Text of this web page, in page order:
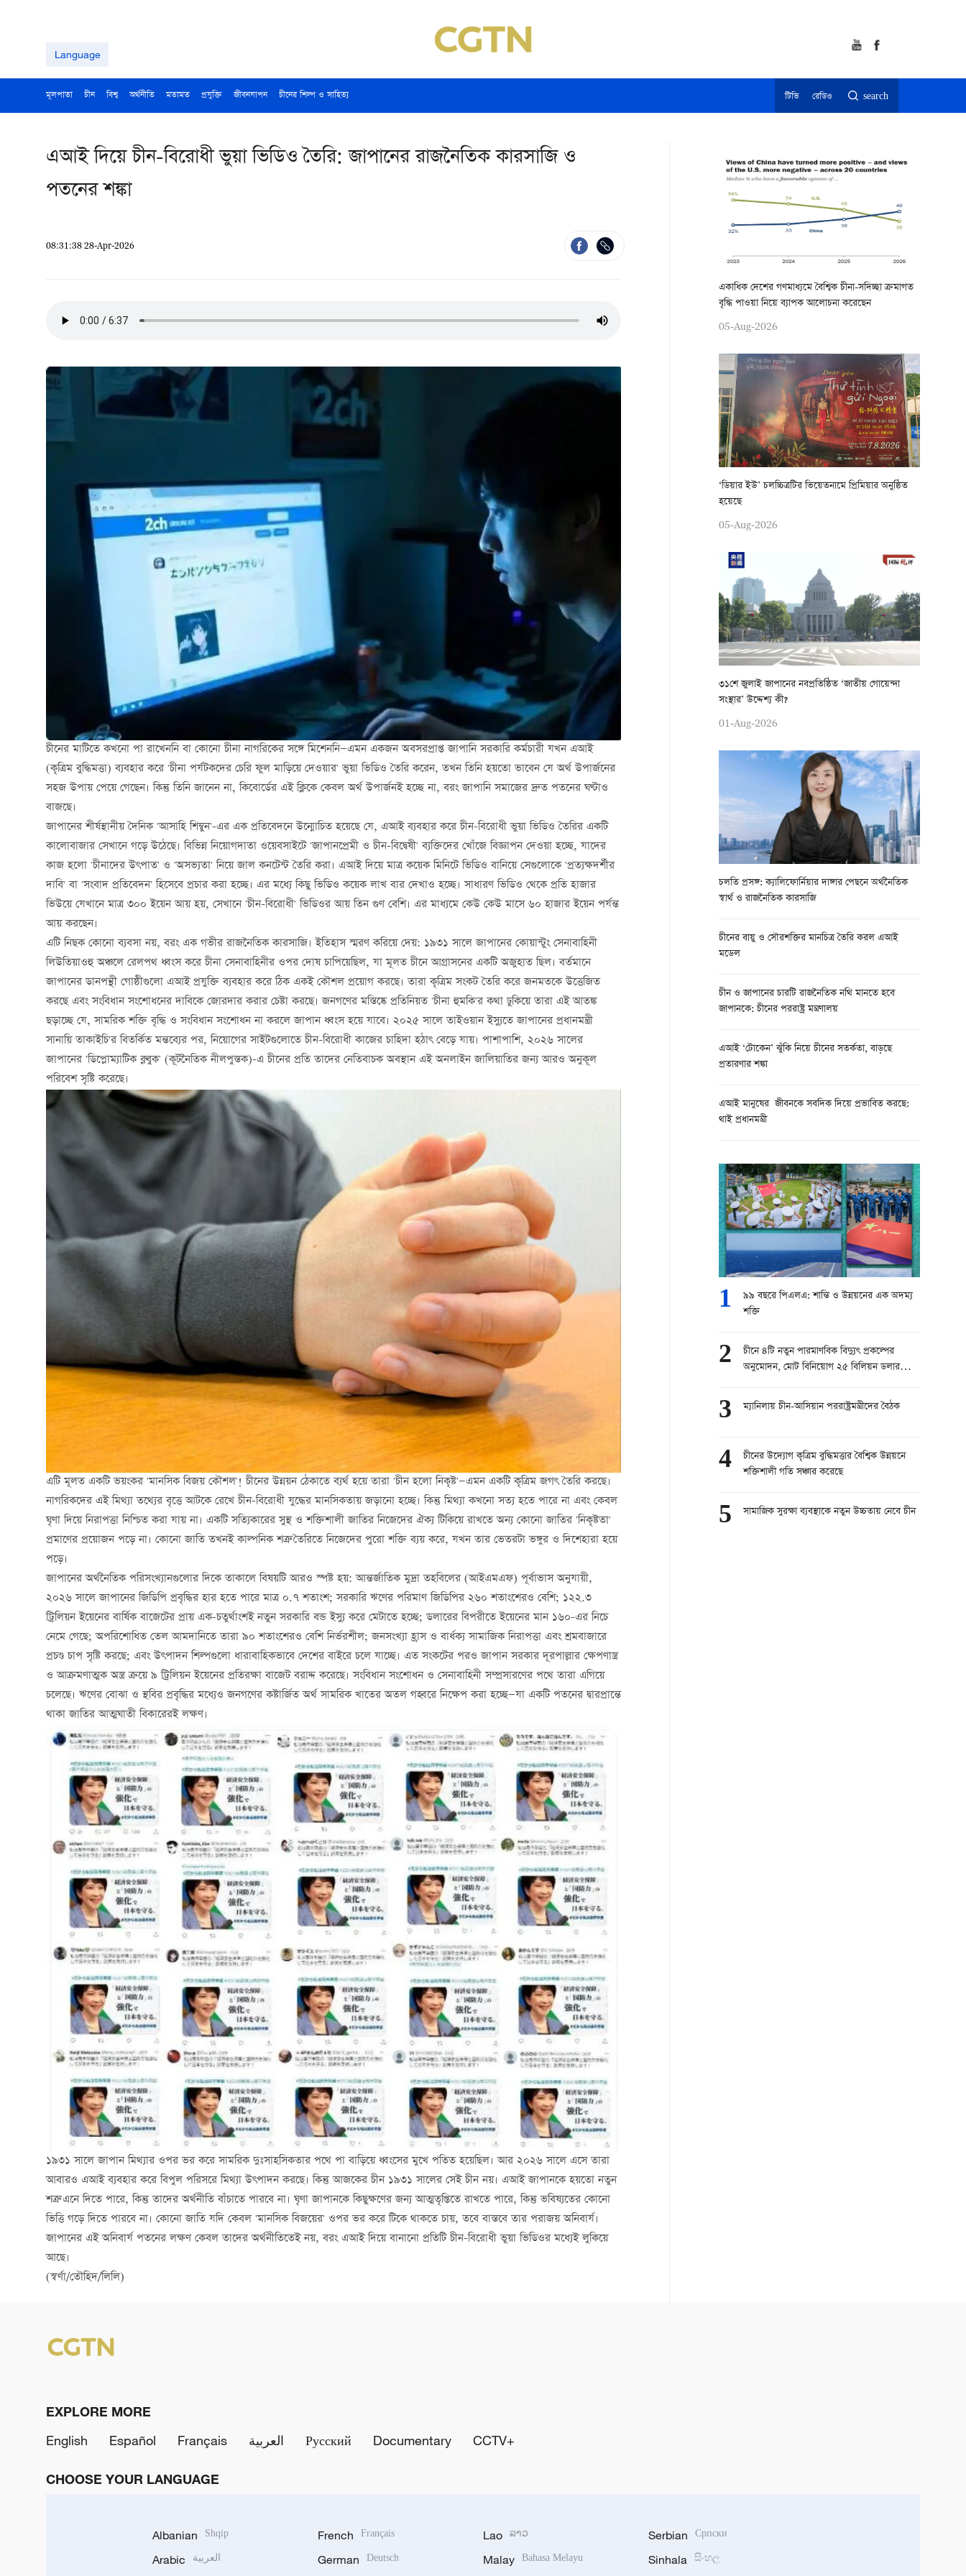
Language
মূলপাতা চীন বিশ্ব অর্থনীতি মতামত প্রযুক্তি জীবনযাপন চীনের শিল্প ও সাহিত্য টিভি রেডিও search
এআই দিয়ে চীন-বিরোধী ভুয়া ভিডিও তৈরি: জাপানের রাজনৈতিক কারসাজি ও
পতনের শঙ্কা
08:31:38 28-Apr-2026
চীনের মাটিতে কখনো পা রাখেননি বা কোনো চীনা নাগরিকের সঙ্গে মিশেননি—এমন একজন অবসরপ্রাপ্ত জাপানি সরকারি কর্মচারী যখন এআই
(কৃত্রিম বুদ্ধিমত্তা) ব্যবহার করে 'চীনা পর্যটকদের চেরি ফুল মাড়িয়ে দেওয়ার' ভুয়া ভিডিও তৈরি করেন, তখন তিনি হয়তো ভাবেন যে অর্থ উপার্জনের
সহজ উপায় পেয়ে গেছেন। কিন্তু তিনি জানেন না, কিবোর্ডের এই ক্লিকে কেবল অর্থ উপার্জনই হচ্ছে না, বরং জাপানি সমাজের দ্রুত পতনের ঘণ্টাও
বাজছে।
জাপানের শীর্ষস্থানীয় দৈনিক 'আসাহি শিম্বুন'-এর এক প্রতিবেদনে উন্মোচিত হয়েছে যে, এআই ব্যবহার করে চীন-বিরোধী ভুয়া ভিডিও তৈরির একটি
কালোবাজার সেখানে গড়ে উঠেছে। বিভিন্ন নিয়োগদাতা ওয়েবসাইটে 'জাপানপ্রেমী ও চীন-বিদ্বেষী' ব্যক্তিদের খোঁজে বিজ্ঞাপন দেওয়া হচ্ছে, যাদের
কাজ হলো 'চীনাদের উৎপাত' ও 'অসভ্যতা' নিয়ে জাল কনটেন্ট তৈরি করা। এআই দিয়ে মাত্র কয়েক মিনিটে ভিডিও বানিয়ে সেগুলোকে 'প্রত্যক্ষদর্শীর
দাবি' বা 'সংবাদ প্রতিবেদন' হিসেবে প্রচার করা হচ্ছে। এর মধ্যে কিছু ভিডিও কয়েক লাখ বার দেখাও হচ্ছে। সাধারণ ভিডিও থেকে প্রতি হাজার
ভিউয়ে যেখানে মাত্র ৩০০ ইয়েন আয় হয়, সেখানে 'চীন-বিরোধী' ভিডিওর আয় তিন গুণ বেশি। এর মাধ্যমে কেউ কেউ মাসে ৬০ হাজার ইয়েন পর্যন্ত
আয় করছেন।
এটি নিছক কোনো ব্যবসা নয়, বরং এক গভীর রাজনৈতিক কারসাজি। ইতিহাস স্মরণ করিয়ে দেয়: ১৯৩১ সালে জাপানের কোয়ান্টুং সেনাবাহিনী
লিউতিয়াওহু অঞ্চলে রেলপথ ধ্বংস করে চীনা সেনাবাহিনীর ওপর দোষ চাপিয়েছিল, যা মূলত চীনে আগ্রাসনের একটি অজুহাত ছিল। বর্তমানে
জাপানের ডানপন্থী গোষ্ঠীগুলো এআই প্রযুক্তি ব্যবহার করে ঠিক একই কৌশল প্রয়োগ করছে। তারা কৃত্রিম সংকট তৈরি করে জনমতকে উত্তেজিত
করছে এবং সংবিধান সংশোধনের দাবিকে জোরদার করার চেষ্টা করছে। জনগণের মস্তিষ্কে প্রতিনিয়ত 'চীনা হুমকি'র কথা ঢুকিয়ে তারা এই আতঙ্ক
ছড়াচ্ছে যে, সামরিক শক্তি বৃদ্ধি ও সংবিধান সংশোধন না করলে জাপান ধ্বংস হয়ে যাবে। ২০২৫ সালে তাইওয়ান ইস্যুতে জাপানের প্রধানমন্ত্রী
সানায়ি তাকাইচি'র বিতর্কিত মন্তব্যের পর, নিয়োগের সাইটগুলোতে চীন-বিরোধী কাজের চাহিদা হঠাৎ বেড়ে যায়। পাশাপাশি, ২০২৬ সালের
জাপানের 'ডিপ্লোম্যাটিক ব্লুবুক' (কূটনৈতিক নীলপুস্তক)-এ চীনের প্রতি তাদের নেতিবাচক অবস্থান এই অনলাইন জালিয়াতির জন্য আরও অনুকূল
পরিবেশ সৃষ্টি করেছে।
এটি মূলত একটি ভয়ংকর 'মানসিক বিজয় কৌশল'! চীনের উন্নয়ন ঠেকাতে ব্যর্থ হয়ে তারা 'চীন হলো নিকৃষ্ট'—এমন একটি কৃত্রিম জগৎ তৈরি করছে।
নাগরিকদের এই মিথ্যা তথ্যের বৃত্তে আটকে রেখে চীন-বিরোধী যুদ্ধের মানসিকতায় জড়ানো হচ্ছে। কিন্তু মিথ্যা কখনো সত্য হতে পারে না এবং কেবল
ঘৃণা দিয়ে নিরাপত্তা নিশ্চিত করা যায় না। একটি সত্যিকারের সুস্থ ও শক্তিশালী জাতির নিজেদের ঐক্য টিকিয়ে রাখতে অন্য কোনো জাতির 'নিকৃষ্টতা'
প্রমাণের প্রয়োজন পড়ে না। কোনো জাতি তখনই কাল্পনিক শত্রু তৈরিতে নিজেদের পুরো শক্তি ব্যয় করে, যখন তার ভেতরটা ভঙ্গুর ও দিশেহারা হয়ে
পড়ে।
জাপানের অর্থনৈতিক পরিসংখ্যানগুলোর দিকে তাকালে বিষয়টি আরও স্পষ্ট হয়: আন্তর্জাতিক মুদ্রা তহবিলের (আইএমএফ) পূর্বাভাস অনুযায়ী,
২০২৬ সালে জাপানের জিডিপি প্রবৃদ্ধির হার হতে পারে মাত্র ০.৭ শতাংশ; সরকারি ঋণের পরিমাণ জিডিপির ২৬০ শতাংশেরও বেশি; ১২২.৩
ট্রিলিয়ন ইয়েনের বার্ষিক বাজেটের প্রায় এক-চতুর্থাংশই নতুন সরকারি বন্ড ইস্যু করে মেটাতে হচ্ছে; ডলারের বিপরীতে ইয়েনের মান ১৬০-এর নিচে
নেমে গেছে; অপরিশোধিত তেল আমদানিতে তারা ৯০ শতাংশেরও বেশি নির্ভরশীল; জনসংখ্যা হ্রাস ও বার্ধক্য সামাজিক নিরাপত্তা এবং শ্রমবাজারে
প্রচণ্ড চাপ সৃষ্টি করছে; এবং উৎপাদন শিল্পগুলো ধারাবাহিকভাবে দেশের বাইরে চলে যাচ্ছে। এত সংকটের পরও জাপান সরকার দূরপাল্লার ক্ষেপণাস্ত্র
ও আক্রমণাত্মক অস্ত্র ক্রয়ে ৯ ট্রিলিয়ন ইয়েনের প্রতিরক্ষা বাজেট বরাদ্দ করেছে। সংবিধান সংশোধন ও সেনাবাহিনী সম্প্রসারণের পথে তারা এগিয়ে
চলেছে। ঋণের বোঝা ও স্থবির প্রবৃদ্ধির মধ্যেও জনগণের কষ্টার্জিত অর্থ সামরিক খাতের অতল গহ্বরে নিক্ষেপ করা হচ্ছে—যা একটি পতনের দ্বারপ্রান্তে
থাকা জাতির আত্মঘাতী বিকারেরই লক্ষণ।
১৯৩১ সালে জাপান মিথ্যার ওপর ভর করে সামরিক দুঃসাহসিকতার পথে পা বাড়িয়ে ধ্বংসের মুখে পতিত হয়েছিল। আর ২০২৬ সালে এসে তারা
আবারও এআই ব্যবহার করে বিপুল পরিসরে মিথ্যা উৎপাদন করছে। কিন্তু আজকের চীন ১৯৩১ সালের সেই চীন নয়। এআই জাপানকে হয়তো নতুন
শত্রু এনে দিতে পারে, কিন্তু তাদের অর্থনীতি বাঁচাতে পারবে না। ঘৃণা জাপানকে কিছুক্ষণের জন্য আত্মতৃপ্তিতে রাখতে পারে, কিন্তু ভবিষ্যতের কোনো
ভিত্তি গড়ে দিতে পারবে না। কোনো জাতি যদি কেবল 'মানসিক বিজয়ের' ওপর ভর করে টিকে থাকতে চায়, তবে বাস্তবে তার পরাজয় অনিবার্য।
জাপানের এই অনিবার্য পতনের লক্ষণ কেবল তাদের অর্থনীতিতেই নয়, বরং এআই দিয়ে বানানো প্রতিটি চীন-বিরোধী ভুয়া ভিডিওর মধ্যেই লুকিয়ে
আছে।
(স্বর্ণা/তৌহিদ/লিলি)
একাধিক দেশের গণমাধ্যমে বৈশ্বিক চীনা-সদিচ্ছা ক্রমাগত
বৃদ্ধি পাওয়া নিয়ে ব্যাপক আলোচনা করেছেন
05-Aug-2026
‘ডিয়ার ইউ’ চলচ্চিত্রটির ভিয়েতনামে প্রিমিয়ার অনুষ্ঠিত
হয়েছে
05-Aug-2026
৩১শে জুলাই জাপানের নবপ্রতিষ্ঠিত ‘জাতীয় গোয়েন্দা
সংস্থার’ উদ্দেশ্য কী?
01-Aug-2026
চলতি প্রসঙ্গ: ক্যালিফোর্নিয়ার দাঙ্গার পেছনে অর্থনৈতিক
স্বার্থ ও রাজনৈতিক কারসাজি
চীনের বায়ু ও সৌরশক্তির মানচিত্র তৈরি করল এআই
মডেল
চীন ও জাপানের চারটি রাজনৈতিক নথি মানতে হবে
জাপানকে: চীনের পররাষ্ট্র মন্ত্রণালয়
এআই ‘টোকেন’ ঝুঁকি নিয়ে চীনের সতর্কতা, বাড়ছে
প্রতারণার শঙ্কা
এআই মানুষের জীবনকে সবদিক দিয়ে প্রভাবিত করছে:
থাই প্রধানমন্ত্রী
1
৯৯ বছরে পিএলএ: শান্তি ও উন্নয়নের এক অদম্য
শক্তি
2
চীনে ৪টি নতুন পারমাণবিক বিদ্যুৎ প্রকল্পের
অনুমোদন, মোট বিনিয়োগ ২৫ বিলিয়ন ডলার
3 ম্যানিলায় চীন-আসিয়ান পররাষ্ট্রমন্ত্রীদের বৈঠক
4
চীনের উদ্যোগ কৃত্রিম বুদ্ধিমত্তার বৈশ্বিক উন্নয়নে
শক্তিশালী গতি সঞ্চার করেছে
5 সামাজিক সুরক্ষা ব্যবস্থাকে নতুন উচ্চতায় নেবে চীন
EXPLORE MORE
English
Español Français العربية Русский Documentary CCTV+
CHOOSE YOUR LANGUAGE
Albanian Shqip
Arabic العربية
French Français
German Deutsch
Lao ລາວ
Malay Bahasa Melayu
Serbian Српски
Sinhala සිංහල